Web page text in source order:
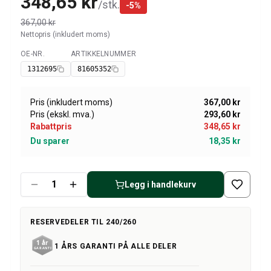
Amazon dekk/felg/navkapsler
Reservedeler til 1800
1800 Bremsesystem
Volvo 1800 Karosseri
1800 Kjølesystem
1800 Motordeler
1800 Forvogn
1800 Kraftoverføring/Bakaksel
1800 Interiør
1800 Dekk/Felg
Volvo 140/164 karosseri
140/164 Bremsesystem
140/164 Kjølesystem
/stk. -5%
367,00 kr
Nettopris (inkludert moms)
Tilgjengelig
OE-NR.
1312695
ARTIKKELNUMMER
81605352
Pris (inkludert moms)
367,00 kr
Pris (ekskl. mva.)
293,60 kr
Rabattpris
348,65 kr
Du sparer
18,35 kr
Legg i handlekurv
RESERVEDELER TIL 240/260
1 ÅRS GARANTI PÅ ALLE DELER